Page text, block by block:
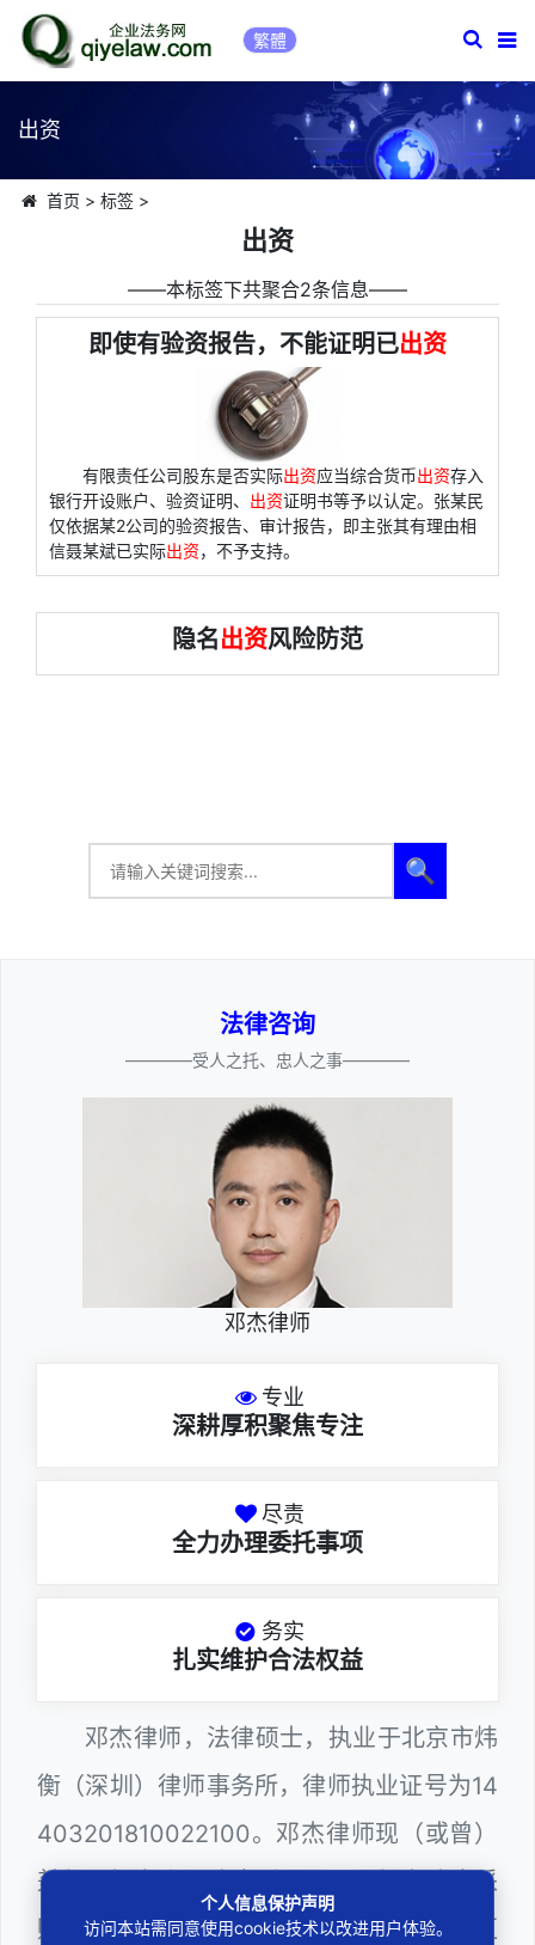
繁體
出资
首页 > 标签>
出资
――本标签下共聚合2条信息――
即使有验资报告，不能证明已出资
有限责任公司股东是否实际出资应当综合货币出资存入
银行开设账户、验资证明、 出资证明书等予以认定。张某民
仅依据某2公司的验资报告、审计报告，即主张其有理由相
信聂某斌已实际出资，不予支持。
隐名出资风险防范
🔍
法律咨询
————受人之托、忠人之事————
邓杰律师
专业
深耕厚积聚焦专注
尽责
全力办理委托事项
务实
扎实维护合法权益
邓杰律师，法律硕士，执业于北京市炜
衡（深圳）律师事务所，律师执业证号为14
403201810022100。邓杰律师现（或曾）
兼任深圳市人民政府听证员、深圳市政府采
购评审专家（法律类），曾担任深圳市某区
个人信息保护声明
访问本站需同意使用cookie技术以改进用户体验。